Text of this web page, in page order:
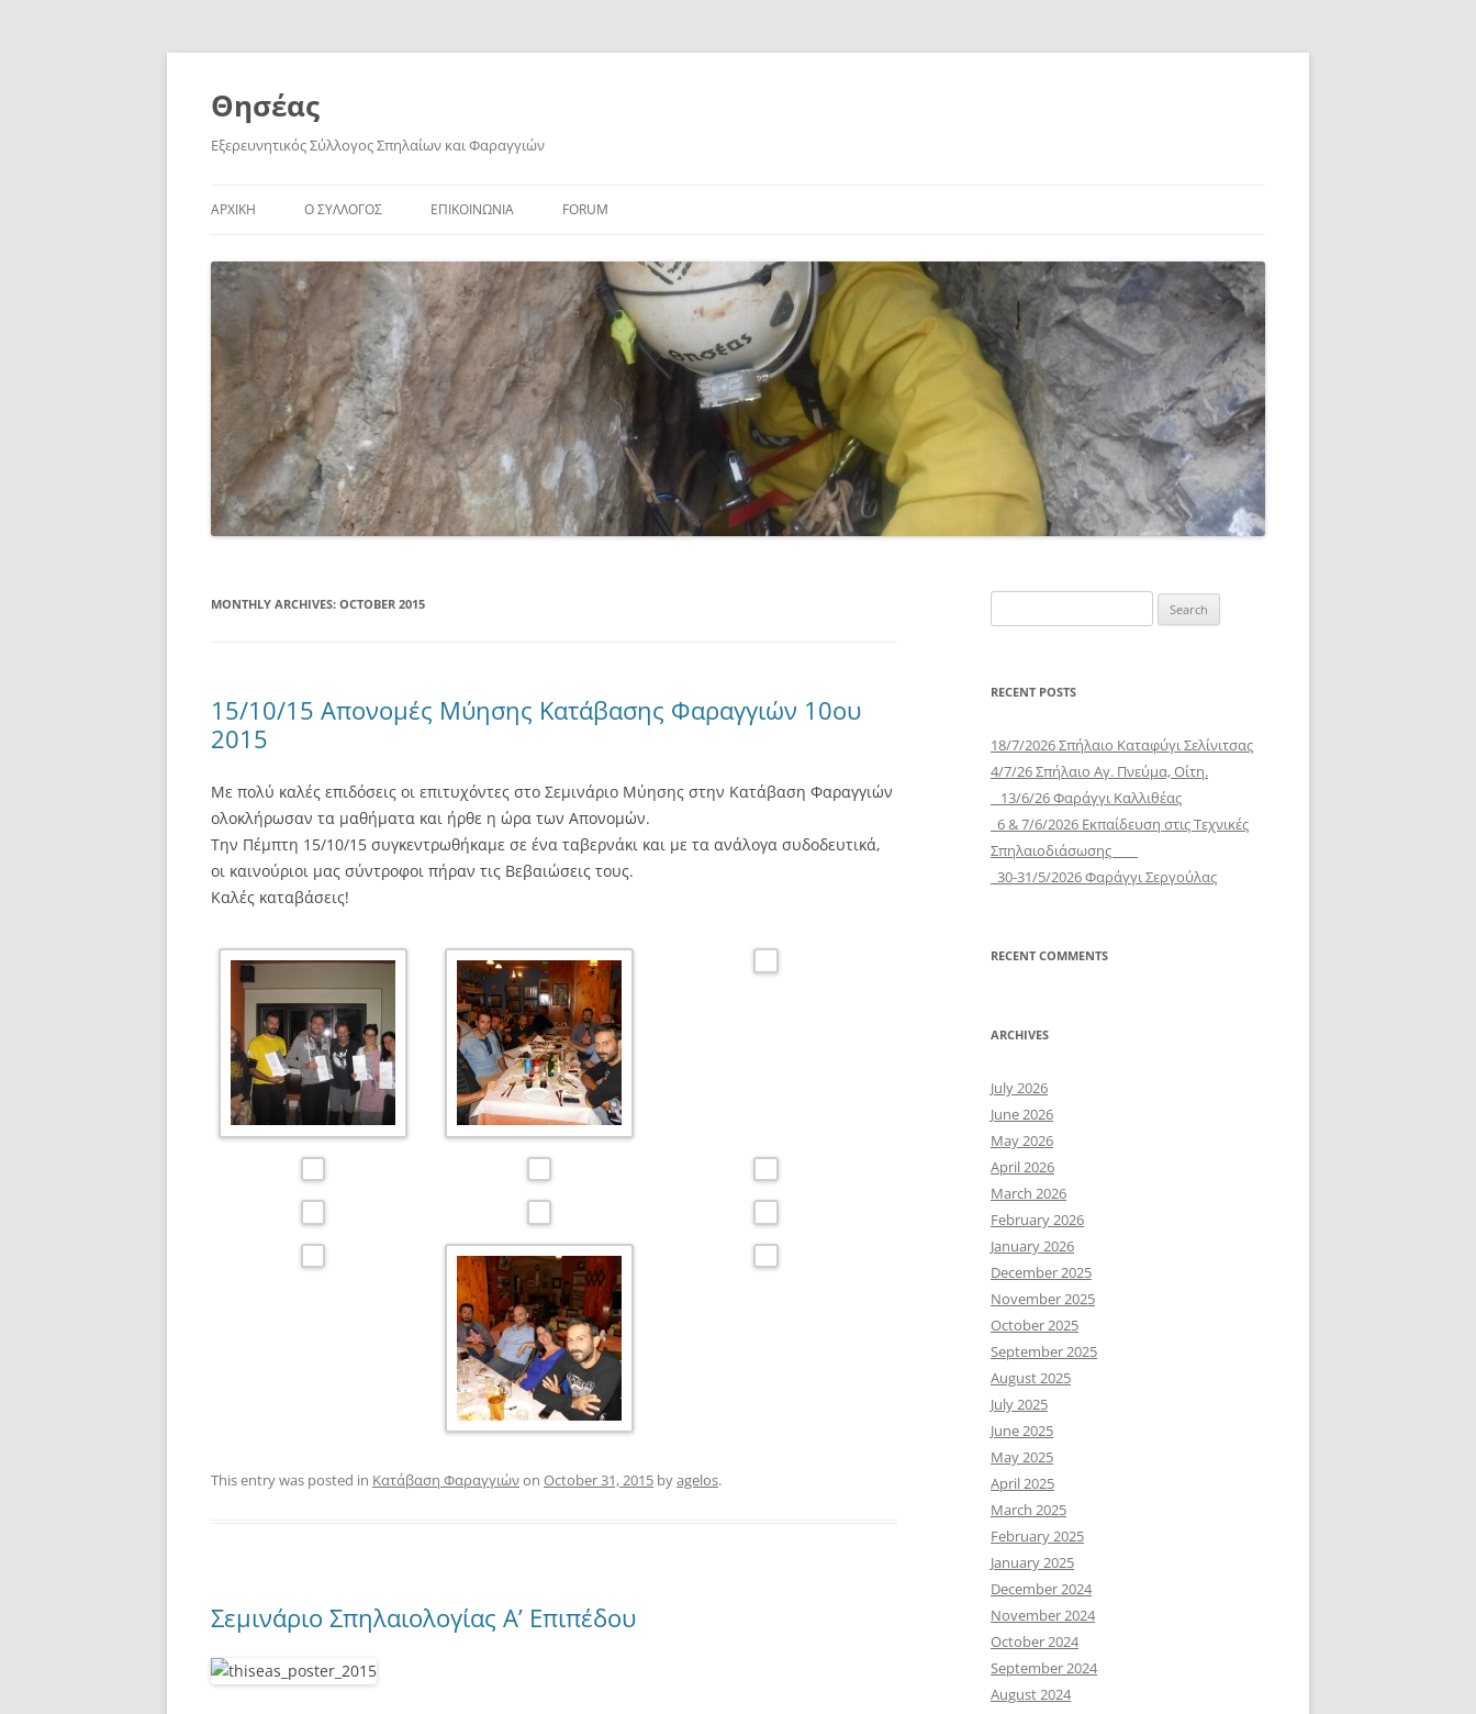
Skip
Θησέας
Εξερευνητικός Σύλλογος Σπηλαίων και Φαραγγιών
ΑΡΧΙΚΗ Ο ΣΥΛΛΟΓΟΣ ΕΠΙΚΟΙΝΩΝΙΑ FORUM
MONTHLY ARCHIVES: OCTOBER 2015
15/10/15 Απονομές Μύησης Κατάβασης Φαραγγιών 10ου
2015
Με πολύ καλές επιδόσεις οι επιτυχόντες στο Σεμινάριο Μύησης στην Κατάβαση Φαραγγιών
ολοκλήρωσαν τα μαθήματα και ήρθε η ώρα των Απονομών.
Την Πέμπτη 15/10/15 συγκεντρωθήκαμε σε ένα ταβερνάκι και με τα ανάλογα συδοδευτικά,
οι καινούριοι μας σύντροφοι πήραν τις Βεβαιώσεις τους.
Καλές καταβάσεις!
This entry was posted in Κατάβαση Φαραγγιώνon October 31, 2015 byagelos.
Σεμινάριο Σπηλαιολογίας Α’ Επιπέδου
for:
RECENT POSTS
18/7/2026 Σπήλαιο Καταφύγι Σελίνιτσας
4/7/26 Σπήλαιο Αγ. Πνεύμα, Οίτη.
13/6/26 Φαράγγι Καλλιθέας
6 & 7/6/2026 Εκπαίδευση στις Τεχνικές
Σπηλαιοδιάσωσης
30-31/5/2026 Φαράγγι Σεργούλας
RECENT COMMENTS
ARCHIVES
July 2026
June 2026
May 2026
April 2026
March 2026
February 2026
January 2026
December 2025
November 2025
October 2025
September 2025
August 2025
July 2025
June 2025
May 2025
April 2025
March 2025
February 2025
January 2025
December 2024
November 2024
October 2024
September 2024
August 2024